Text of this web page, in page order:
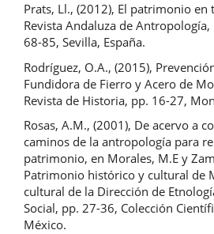
Prats, Ll., (2012), El patrimonio en
Revista Andaluza de
68-85, Sevilla, España.
Rodríguez, O.A., (2015),
Fundidora de Fierro y Acero de
Revista de Historia, pp. 16-27,
Rosas, A.M., (2001), De acervo a
caminos de la antropología para
patrimonio, en Morales, M.E y
Patrimonio histórico y cultural de
cultural de la Dirección de
Social, pp. 27-36, Colección
México.